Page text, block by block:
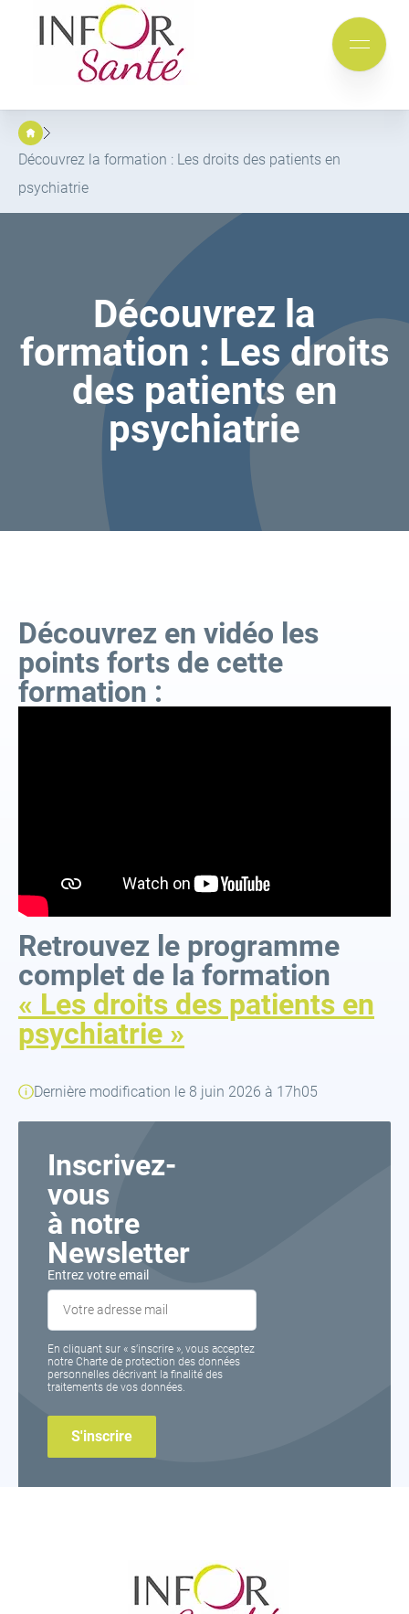
au
principal
au
Mobile
menu
Découvrez la formation : Les droits des patients en
psychiatrie
Découvrez la
formation : Les droits
des patients en
psychiatrie
Découvrez en vidéo les
points forts de cette
formation :
Retrouvez le programme
complet de la formation
« Les droits des patients en
psychiatrie »
Dernière modification le 8 juin 2026 à 17h05
Inscrivez-
vous
à notre
Newsletter
Entrez votre email
En cliquant sur « s’inscrire », vous acceptez
notre Charte de protection des données
personnelles décrivant la finalité des
traitements de vos données.